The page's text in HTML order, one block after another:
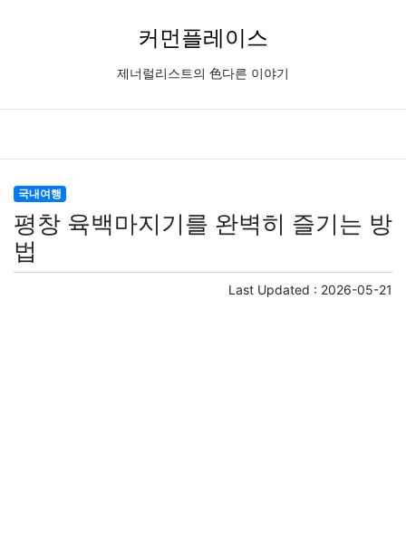
커먼플레이스
제너럴리스트의 色다른 이야기
국내여행
평창 육백마지기를 완벽히 즐기는 방
법
Last Updated : 2026-05-21